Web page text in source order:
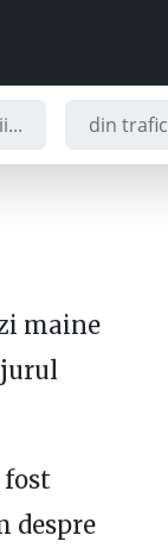
din trafic
maine
jurul
fost
despre